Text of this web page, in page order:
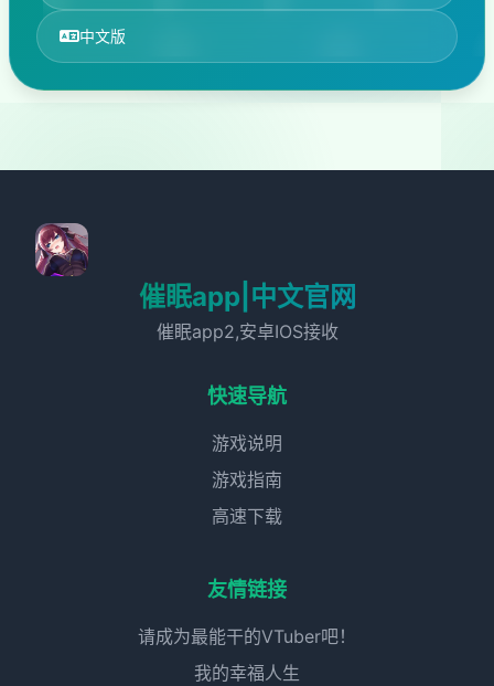
中文版
催眠app|中文官网
催眠app2,安卓IOS接收
快速导航
游戏说明
游戏指南
高速下载
友情链接
请成为最能干的VTuber吧！
我的幸福人生